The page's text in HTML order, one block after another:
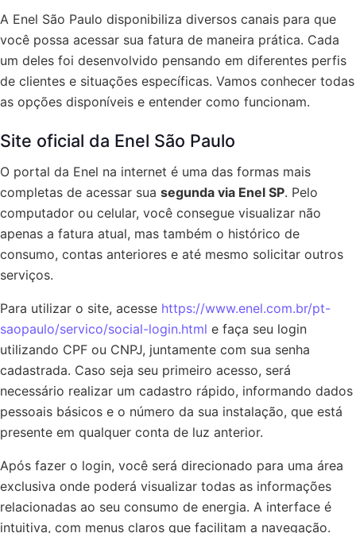
A Enel São Paulo disponibiliza diversos canais para que
você possa acessar sua fatura de maneira prática. Cada
um deles foi desenvolvido pensando em diferentes perfis
de clientes e situações específicas. Vamos conhecer todas
as opções disponíveis e entender como funcionam.
Site oficial da Enel São Paulo
O portal da Enel na internet é uma das formas mais
completas de acessar sua segunda via Enel SP. Pelo
computador ou celular, você consegue visualizar não
apenas a fatura atual, mas também o histórico de
consumo, contas anteriores e até mesmo solicitar outros
serviços.
Para utilizar o site, acesse https://www.enel.com.br/pt-
saopaulo/servico/social-login.html e faça seu login
utilizando CPF ou CNPJ, juntamente com sua senha
cadastrada. Caso seja seu primeiro acesso, será
necessário realizar um cadastro rápido, informando dados
pessoais básicos e o número da sua instalação, que está
presente em qualquer conta de luz anterior.
Após fazer o login, você será direcionado para uma área
exclusiva onde poderá visualizar todas as informações
relacionadas ao seu consumo de energia. A interface é
intuitiva, com menus claros que facilitam a navegação.